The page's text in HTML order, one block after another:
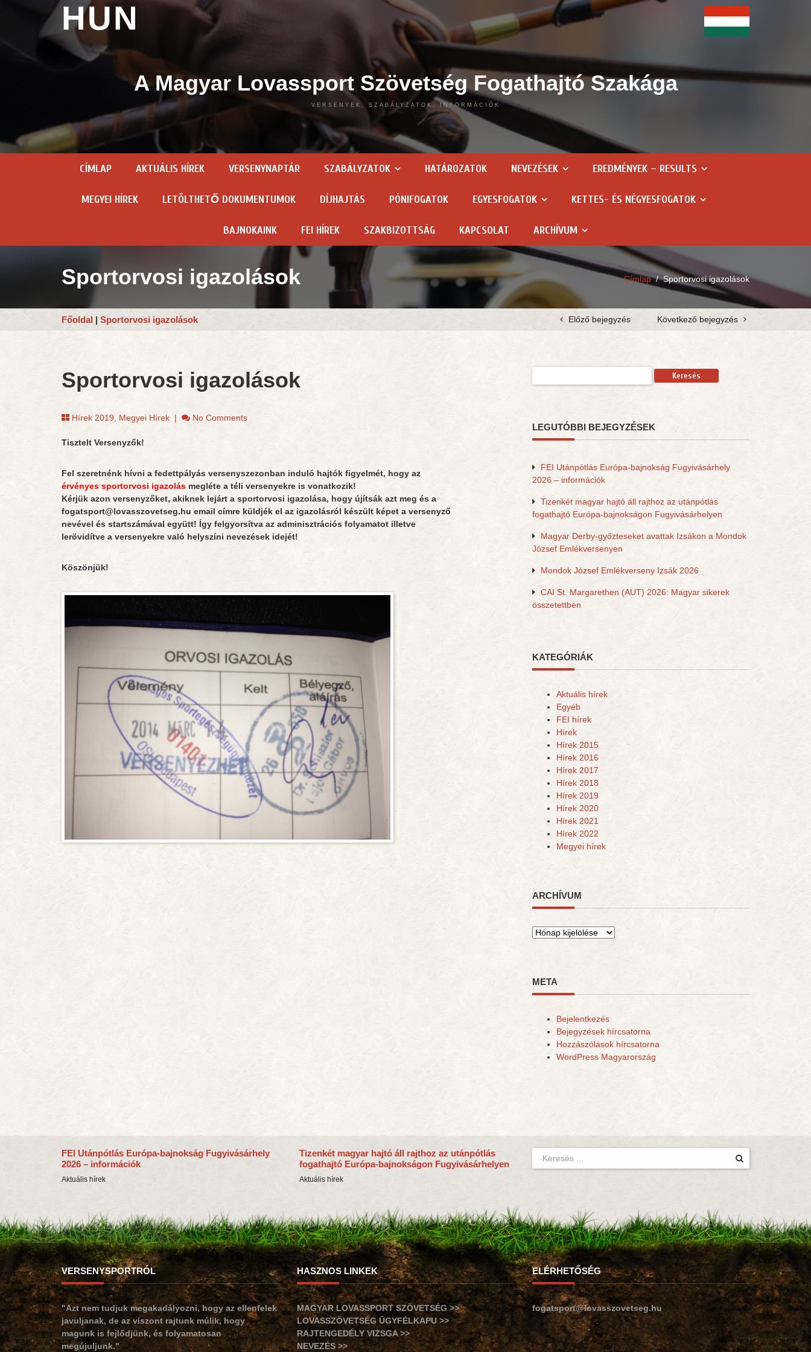
HUN
A Magyar Lovassport Szövetség Fogathajtó Szakága
VERSENYEK, SZABÁLYZATOK, INFORMÁCIÓK
CÍMLAP AKTUÁLIS HÍREK VERSENYNAPTÁR SZABÁLYZATOK HATÁROZATOK NEVEZÉSEK EREDMÉNYEK – RESULTS
MEGYEI HÍREK LETÖLTHETŐ DOKUMENTUMOK DÍJHAJTÁS PÓNIFOGATOK EGYESFOGATOK KETTES- ÉS NÉGYESFOGATOK
BAJNOKAINK FEI HÍREK SZAKBIZOTTSÁG KAPCSOLAT ARCHÍVUM
Címlap/Sportorvosi igazolások
Sportorvosi igazolások
Főoldal | Sportorvosi igazolások Előző bejegyzés Következő bejegyzés
Sportorvosi igazolások
Hírek 2019 Megyei Hírek | No Comments
Tisztelt Versenyzők!
Fel szeretnénk hívni a fedettpályás versenyszezonban induló hajtók figyelmét, hogy az
érvényes sportorvosi igazolás megléte a téli versenyekre is vonatkozik!
Kérjük azon versenyzőket, akiknek lejárt a sportorvosi igazolása, hogy újítsák azt meg és a
fogatsport@lovasszovetseg.hu email címre küldjék el az igazolásról készült képet a versenyző
nevével és startszámával együtt! Így felgyorsítva az adminisztrációs folyamatot illetve
lerövidítve a versenyekre való helyszíni nevezések idejét!
Köszönjük!
LEGUTÓBBI BEJEGYZÉSEK
FEI Utánpótlás Európa-bajnokság Fugyivásárhely
2026 – információk
Tizenkét magyar hajtó áll rajthoz az utánpótlás
fogathajtó Európa-bajnokságon Fugyivásárhelyen
Magyar Derby-győzteseket avattak Izsákon a Mondok
József Emlékversenyen
Mondok József Emlékverseny Izsák 2026
CAI St. Margarethen (AUT) 2026: Magyar sikerek
összetettben
KATEGÓRIÁK
Aktuális hírek
Egyéb
FEI hírek
Hírek
Hírek 2015
Hírek 2016
Hírek 2017
Hírek 2018
Hírek 2019
Hírek 2020
Hírek 2021
Hírek 2022
Megyei hírek
ARCHÍVUM
Archívum
META
Bejelentkezés
Bejegyzések hírcsatorna
Hozzászólások hírcsatorna
WordPress Magyarország
FEI Utánpótlás Európa-bajnokság Fugyivásárhely
2026 – információk
Aktuális hírek
Tizenkét magyar hajtó áll rajthoz az utánpótlás
fogathajtó Európa-bajnokságon Fugyivásárhelyen
Aktuális hírek
VERSENYSPORTRÓL
"Azt nem tudjuk megakadályozni, hogy az ellenfelek
javuljanak, de az viszont rajtunk múlik, hogy
magunk is fejlődjünk, és folyamatosan
megújuljunk."
HASZNOS LINKEK
MAGYAR LOVASSPORT SZÖVETSÉG >>
LOVASSZÖVETSÉG ÜGYFÉLKAPU >>
RAJTENGEDÉLY VIZSGA >>
NEVEZÉS >>
ELÉRHETŐSÉG
fogatsport@lovasszovetseg.hu